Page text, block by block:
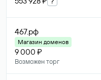
467.рф
Магазин доменов
9 000 ₽
Возможен торг